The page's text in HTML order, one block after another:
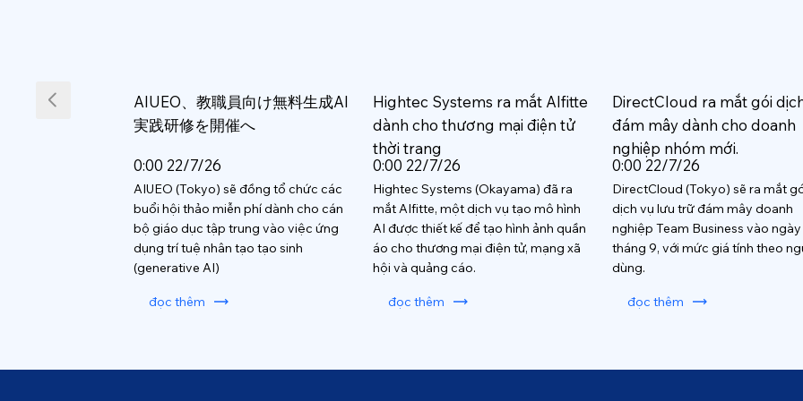
AIUEO、教職員向け無料生成AI
実践研修を開催へ
0:00 22/7/26
AIUEO (Tokyo) sẽ đồng tổ chức các
buổi hội thảo miễn phí dành cho cán
bộ giáo dục tập trung vào việc ứng
dụng trí tuệ nhân tạo tạo sinh
(generative AI)
đọc thêm
Hightec Systems ra mắt AIfitte
dành cho thương mại điện tử
thời trang
0:00 22/7/26
Hightec Systems (Okayama) đã ra
mắt AIfitte, một dịch vụ tạo mô hình
AI được thiết kế để tạo hình ảnh quần
áo cho thương mại điện tử, mạng xã
hội và quảng cáo.
đọc thêm
DirectCloud ra mắt gói
đám mây dành cho doanh
nghiệp nhóm mới.
0:00 22/7/26
DirectCloud (Tokyo) sẽ ra mắt
dịch vụ lưu trữ đám mây doanh
nghiệp Team Business vào ngày
tháng 9, với mức giá tính theo
dùng.
đọc thêm